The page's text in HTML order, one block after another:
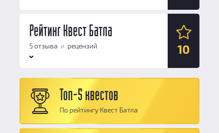
Антураж: 10
Логические задачи:
Сюжет:
Персонал и безопасность:
Общий балл:
Рейтинг Квест Батла
5 отзыва и рецензий 10
Логические задачи:Топ-5 квестов
По рейтингу Квест Батла